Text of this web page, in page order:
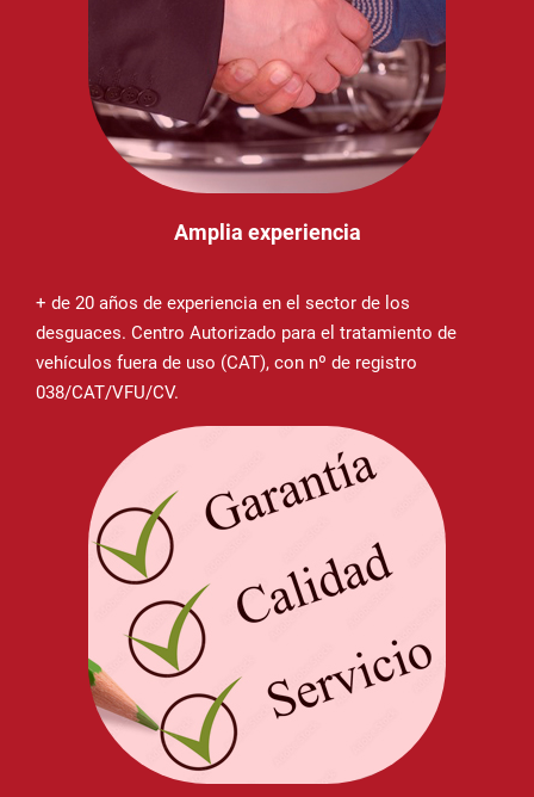
Amplia experiencia
+ de 20 años de experiencia en el sector de los
desguaces. Centro Autorizado para el tratamiento de
vehículos fuera de uso (CAT), con nº de registro
038/CAT/VFU/CV.